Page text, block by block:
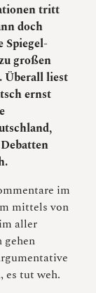
tritt
doch
Spiegel-
großen
Überall liest
ernst
im
mittels von
aller
gehen
es tut weh.